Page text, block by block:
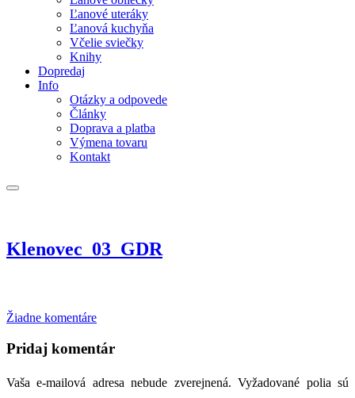
Ľanové uteráky
Ľanová kuchyňa
Včelie sviečky
Knihy
Dopredaj
Info
Otázky a odpovede
Články
Doprava a platba
Výmena tovaru
Kontakt
Klenovec_03_GDR
Žiadne komentárena
Pridaj komentár
Vaša e-mailová adresa nebude zverejnená. Vyžadované polia sú